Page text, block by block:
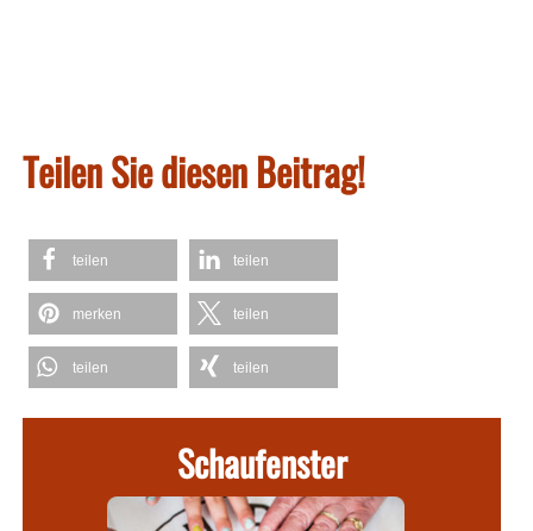
Teilen Sie diesen Beitrag!
teilen teilen
merken teilen
teilen teilen
Schaufenster